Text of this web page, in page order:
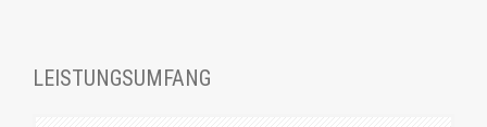
LEISTUNGSUMFANG